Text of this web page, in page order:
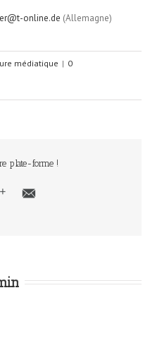
online.de (Allemagne)
médiatique | 0
plate-forme !